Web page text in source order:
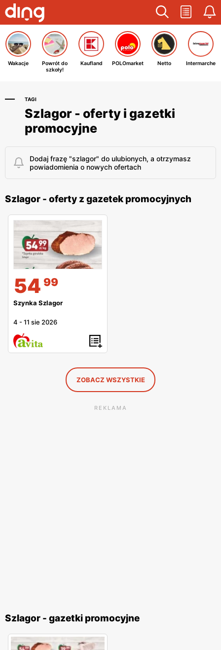
Wakacje
Powrót do
szkoły!
Kaufland POLOmarket Netto Intermarche
TAGI
Szlagor - oferty i gazetki
promocyjne
Dodaj frazę "szlagor" do ulubionych, a otrzymasz
powiadomienia o nowych ofertach
Szlagor - oferty z gazetek promocyjnych
54 99
Szynka Szlagor
4 -11 sie 2026
ZOBACZ WSZYSTKIE
REKLAMA
Szlagor - gazetki promocyjne